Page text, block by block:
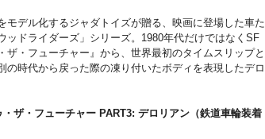
モデル化するジャダトイズが贈る、映画に登場した車た
ッドライダーズ」シリーズ。1980年代だけではなくSF
ザ・フューチャー』から、世界最初のタイムスリップと
の時代から戻った際の凍り付いたボディを表現したデロ
ザ・フューチャー PART3: デロリアン（鉄道車輪装着